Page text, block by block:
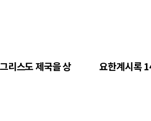
리스도 제국을 상
요한계시록